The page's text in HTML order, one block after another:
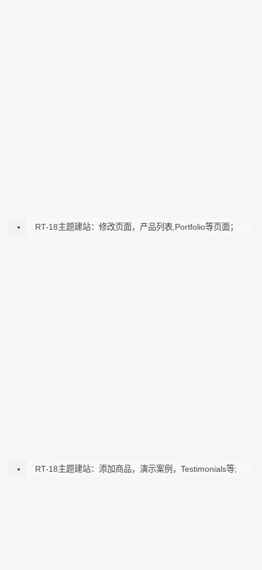
RT-18主题建站：修改页面，产品列表,Portfolio等页面；
RT-18主题建站：添加商品，演示案例，Testimonials等;